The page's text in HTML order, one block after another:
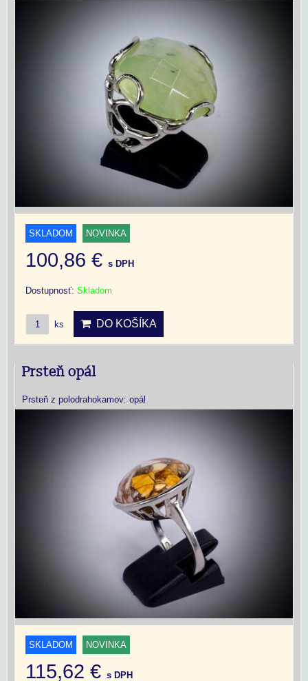
SKLADOM NOVINKA
100,86 € s DPH
Dostupnosť: Skladom
ks DO KOŠÍKA
Prsteň opál
Prsteň z polodrahokamov: opál
SKLADOM NOVINKA
115,62 € s DPH